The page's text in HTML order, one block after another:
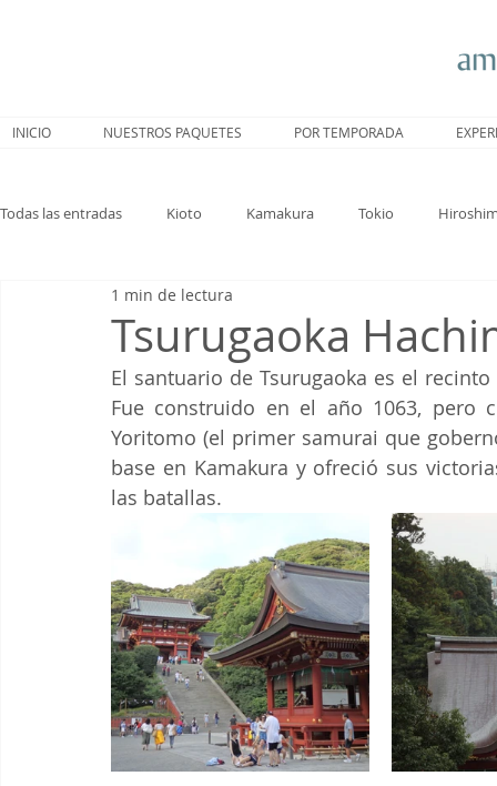
INICIO NUESTROS PAQUETES POR TEMPORADA
Todas las entradas Kioto Kamakura Tokio
Trenes Hakone
Tsurugaoka
1 min de lectura
El santuario de Tsurugaoka es el
Fue construido en el año 1063, pero
Yoritomo (el primer samurai que
base en Kamakura y ofreció sus
las batallas.